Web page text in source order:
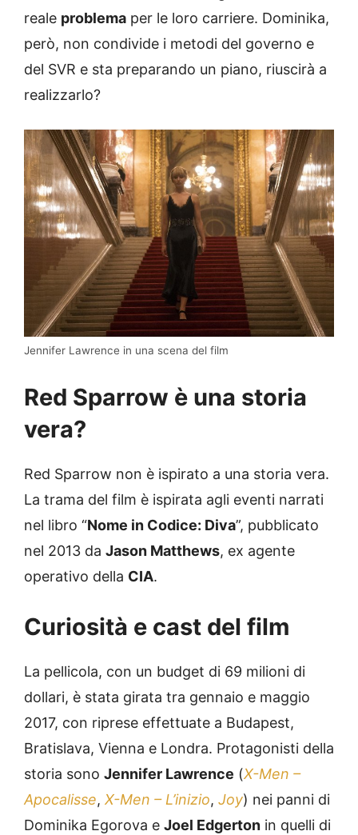
reale problema per le loro carriere. Dominika,
però, non condivide i metodi del governo e
del SVR e sta preparando un piano, riuscirà a
realizzarlo?
Jennifer Lawrence in una scena del film
Red Sparrow è una storia
vera?
Red Sparrow non è ispirato a una storia vera.
La trama del film è ispirata agli eventi narrati
nel libro “Nome in Codice: Diva”, pubblicato
nel 2013 da Jason Matthews, ex agente
operativo della CIA.
Curiosità e cast del film
La pellicola, con un budget di 69 milioni di
dollari, è stata girata tra gennaio e maggio
2017, con riprese effettuate a Budapest,
Bratislava, Vienna e Londra. Protagonisti della
storia sono Jennifer Lawrence (X-Men –
Apocalisse, X-Men – L’inizio, Joy) nei panni di
Dominika Egorova e Joel Edgerton in quelli di